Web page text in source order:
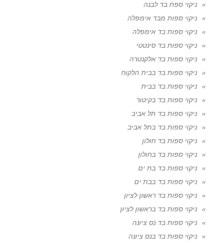
ניקוי ספת בד לבנה
ניקוי ספות מבד אימפלה
ניקוי ספות בד אימפלה
ניקוי ספות בד סינטטי
ניקוי ספות בד אלקנטרה
ניקוי ספות בד בבית הלקוח
ניקוי ספות בד בבית
ניקוי ספות בד בקיטור
ניקוי ספות בד תל אביב
ניקוי ספות בד בתל אביב
ניקוי ספות בד חולון
ניקוי ספות בד בחולון
ניקוי ספות בד בת ים
ניקוי ספות בד בבת ים
ניקוי ספות בד ראשון לציון
ניקוי ספות בד בראשון לציון
ניקוי ספות בד נס ציונה
ניקוי ספות בד בנס ציונה